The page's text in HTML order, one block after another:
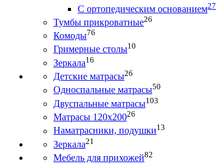
С ортопедическим основанием27
Тумбы прикроватные26
Комоды76
Гримерные столы10
Зеркала16
Детские матрасы26
Односпальные матрасы50
Двуспальные матрасы103
Матрасы 120х20026
Наматрасники, подушки13
Зеркала21
Мебель для прихожей82